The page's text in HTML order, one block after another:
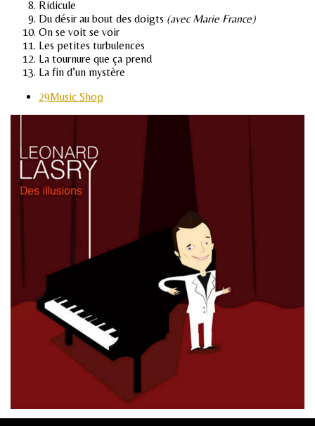
Ridicule
Du désir au bout des doigts (avec Marie France)
On se voit se voir
Les petites turbulences
La tournure que ça prend
La fin d’un mystère
29Music Shop